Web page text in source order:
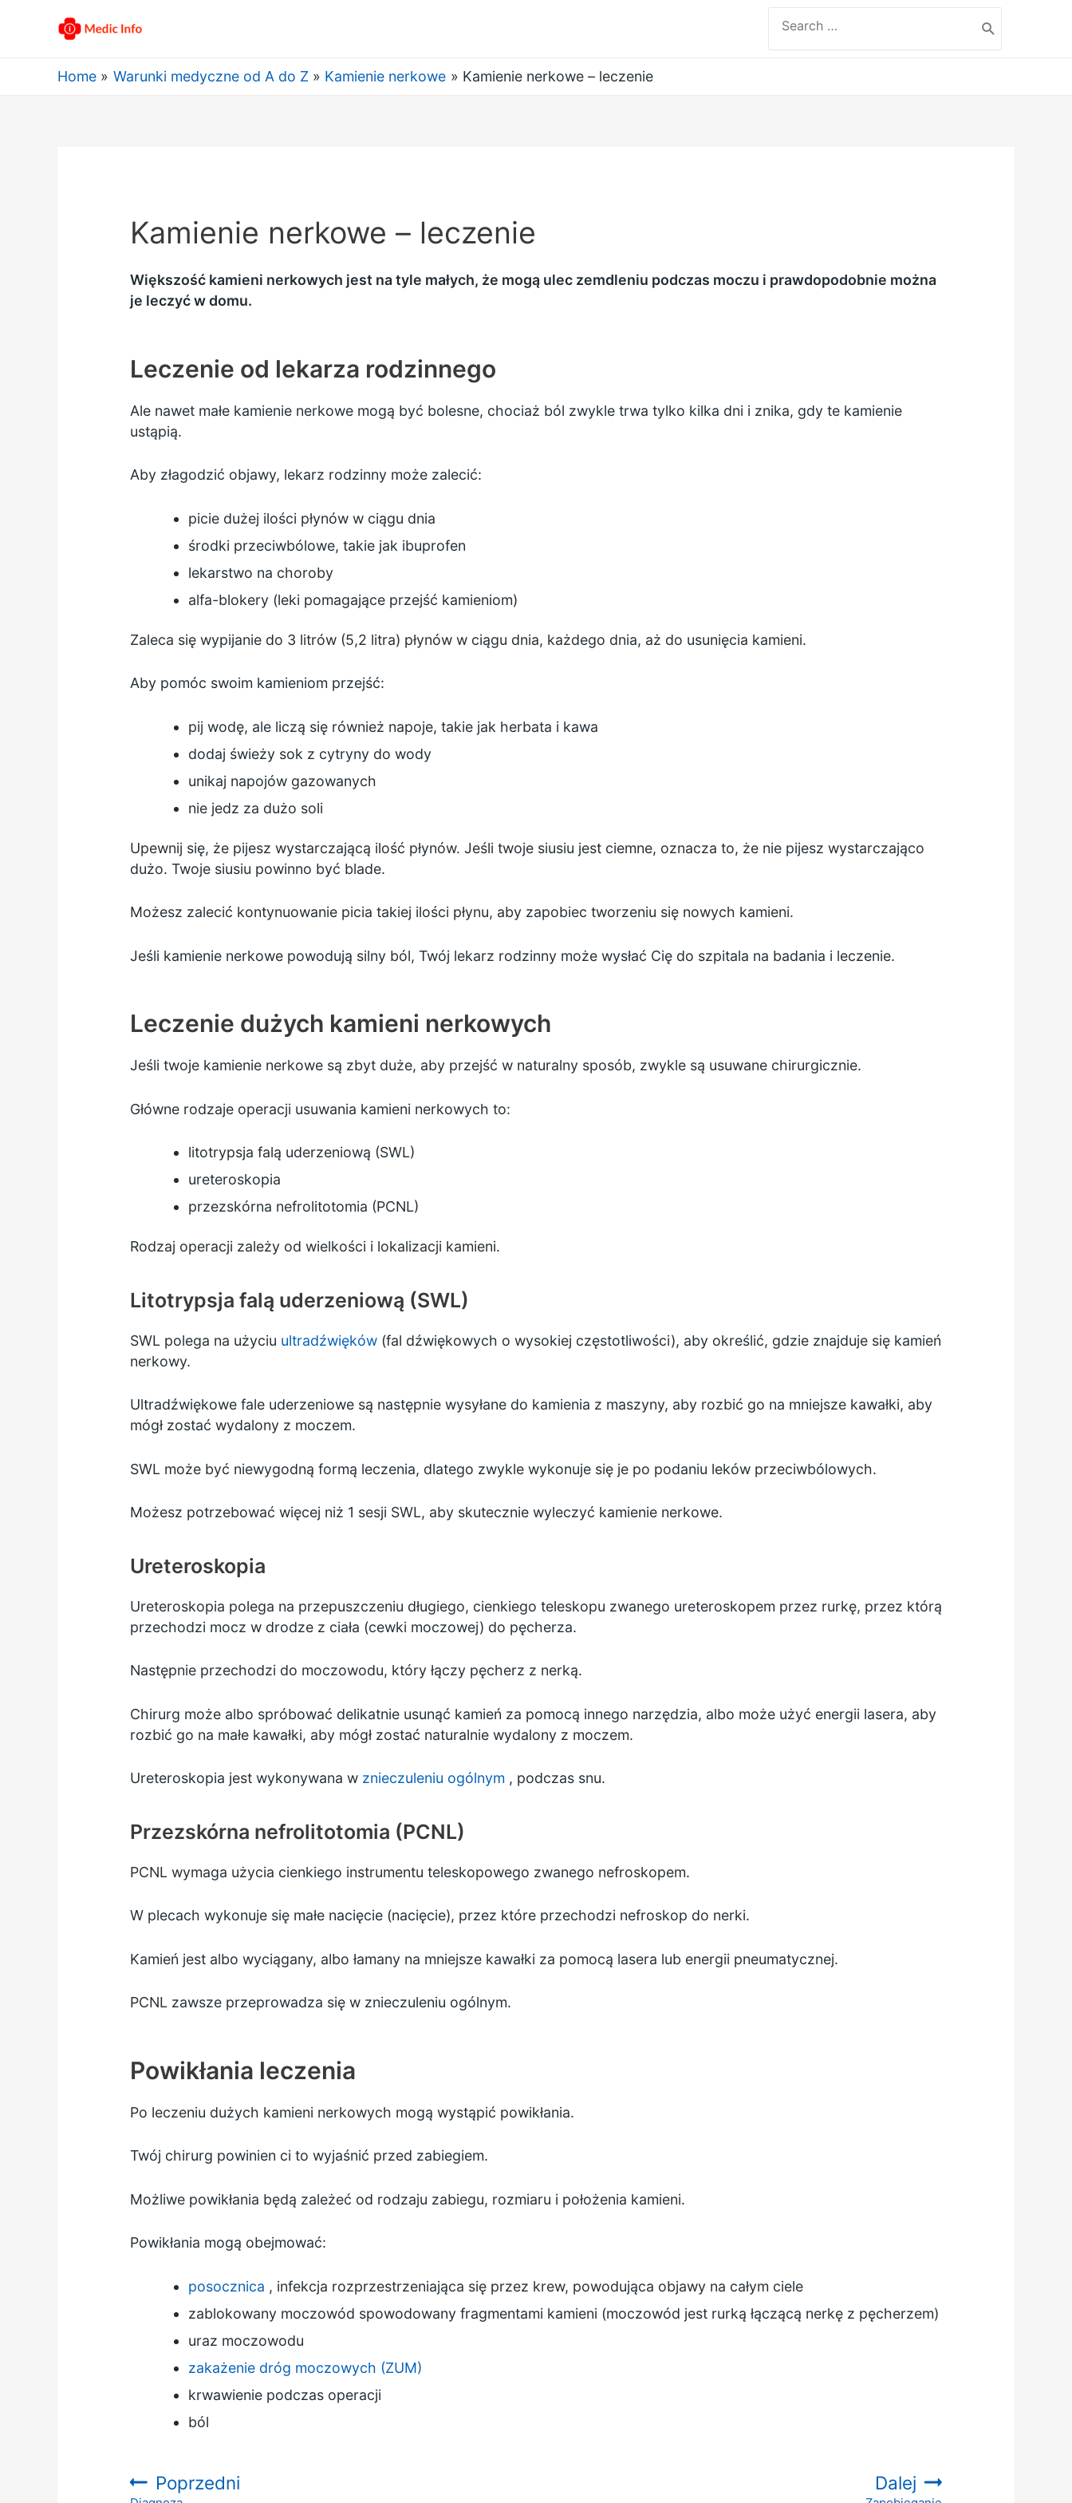
for:
Home Warunki medyczne od A do Z Kamienie nerkowe Kamienie nerkowe – leczenie
Kamienie nerkowe – leczenie
Większość kamieni nerkowych jest na tyle małych, że mogą ulec zemdleniu podczas moczu i prawdopodobnie można
je leczyć w domu.
Leczenie od lekarza rodzinnego
Ale nawet małe kamienie nerkowe mogą być bolesne, chociaż ból zwykle trwa tylko kilka dni i znika, gdy te kamienie
ustąpią.
Aby złagodzić objawy, lekarz rodzinny może zalecić:
picie dużej ilości płynów w ciągu dnia
środki przeciwbólowe, takie jak ibuprofen
lekarstwo na choroby
alfa-blokery (leki pomagające przejść kamieniom)
Zaleca się wypijanie do 3 litrów (5,2 litra) płynów w ciągu dnia, każdego dnia, aż do usunięcia kamieni.
Aby pomóc swoim kamieniom przejść:
pij wodę, ale liczą się również napoje, takie jak herbata i kawa
dodaj świeży sok z cytryny do wody
unikaj napojów gazowanych
nie jedz za dużo soli
Upewnij się, że pijesz wystarczającą ilość płynów. Jeśli twoje siusiu jest ciemne, oznacza to, że nie pijesz wystarczająco
dużo. Twoje siusiu powinno być blade.
Możesz zalecić kontynuowanie picia takiej ilości płynu, aby zapobiec tworzeniu się nowych kamieni.
Jeśli kamienie nerkowe powodują silny ból, Twój lekarz rodzinny może wysłać Cię do szpitala na badania i leczenie.
Leczenie dużych kamieni nerkowych
Jeśli twoje kamienie nerkowe są zbyt duże, aby przejść w naturalny sposób, zwykle są usuwane chirurgicznie.
Główne rodzaje operacji usuwania kamieni nerkowych to:
litotrypsja falą uderzeniową (SWL)
ureteroskopia
przezskórna nefrolitotomia (PCNL)
Rodzaj operacji zależy od wielkości i lokalizacji kamieni.
Litotrypsja falą uderzeniową (SWL)
SWL polega na użyciu ultradźwięków(fal dźwiękowych o wysokiej częstotliwości), aby określić, gdzie znajduje się kamień
nerkowy.
Ultradźwiękowe fale uderzeniowe są następnie wysyłane do kamienia z maszyny, aby rozbić go na mniejsze kawałki, aby
mógł zostać wydalony z moczem.
SWL może być niewygodną formą leczenia, dlatego zwykle wykonuje się je po podaniu leków przeciwbólowych.
Możesz potrzebować więcej niż 1 sesji SWL, aby skutecznie wyleczyć kamienie nerkowe.
Ureteroskopia
Ureteroskopia polega na przepuszczeniu długiego, cienkiego teleskopu zwanego ureteroskopem przez rurkę, przez którą
przechodzi mocz w drodze z ciała (cewki moczowej) do pęcherza.
Następnie przechodzi do moczowodu, który łączy pęcherz z nerką.
Chirurg może albo spróbować delikatnie usunąć kamień za pomocą innego narzędzia, albo może użyć energii lasera, aby
rozbić go na małe kawałki, aby mógł zostać naturalnie wydalony z moczem.
Ureteroskopia jest wykonywana w znieczuleniu ogólnym , podczas snu.
Przezskórna nefrolitotomia (PCNL)
PCNL wymaga użycia cienkiego instrumentu teleskopowego zwanego nefroskopem.
W plecach wykonuje się małe nacięcie (nacięcie), przez które przechodzi nefroskop do nerki.
Kamień jest albo wyciągany, albo łamany na mniejsze kawałki za pomocą lasera lub energii pneumatycznej.
PCNL zawsze przeprowadza się w znieczuleniu ogólnym.
Powikłania leczenia
Po leczeniu dużych kamieni nerkowych mogą wystąpić powikłania.
Twój chirurg powinien ci to wyjaśnić przed zabiegiem.
Możliwe powikłania będą zależeć od rodzaju zabiegu, rozmiaru i położenia kamieni.
Powikłania mogą obejmować:
posocznica , infekcja rozprzestrzeniająca się przez krew, powodująca objawy na całym ciele
zablokowany moczowód spowodowany fragmentami kamieni (moczowód jest rurką łączącą nerkę z pęcherzem)
uraz moczowodu
zakażenie dróg moczowych (ZUM)
krwawienie podczas operacji
ból
Poprzedni Dalej